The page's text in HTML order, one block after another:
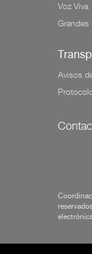
Voz Viva
Grandes
Avisos